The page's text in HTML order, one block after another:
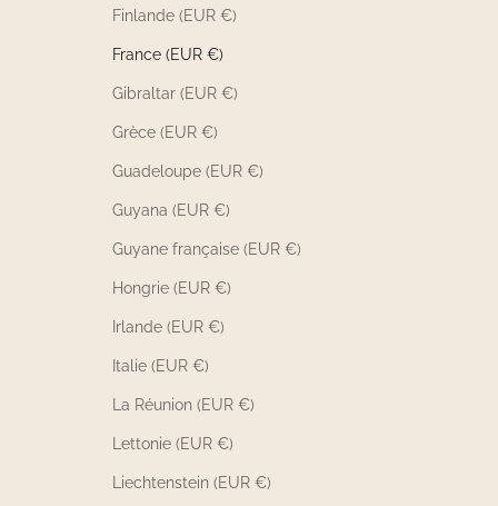
Finlande (EUR €)
France (EUR €)
Gibraltar (EUR €)
Grèce (EUR €)
Guadeloupe (EUR €)
Guyana (EUR €)
Guyane française (EUR €)
Hongrie (EUR €)
Irlande (EUR €)
Italie (EUR €)
La Réunion (EUR €)
Lettonie (EUR €)
Liechtenstein (EUR €)